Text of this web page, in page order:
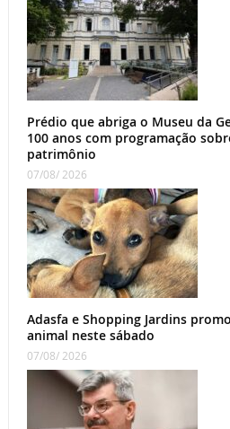
Prédio que abriga o Museu da
100 anos com programação
patrimônio
07/08/ 2026
Adasfa e Shopping Jardins
animal neste sábado
07/08/ 2026